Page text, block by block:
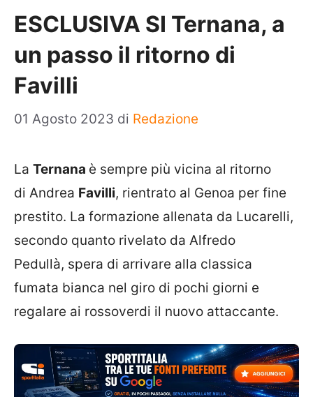
ESCLUSIVA SI Ternana, a
un passo il ritorno di
Favilli
01 Agosto 2023 di Redazione
La Ternana è sempre più vicina al ritorno
di Andrea Favilli, rientrato al Genoa per fine
prestito. La formazione allenata da Lucarelli,
secondo quanto rivelato da Alfredo
Pedullà, spera di arrivare alla classica
fumata bianca nel giro di pochi giorni e
regalare ai rossoverdi il nuovo attaccante.